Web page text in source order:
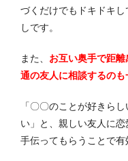
づくだけでもドキドキ
しです。
また、 お互い奥手で距
通の友人に相談するのも
「〇〇のことが好きら
い」と、親しい友人に
手伝ってもらうことで有